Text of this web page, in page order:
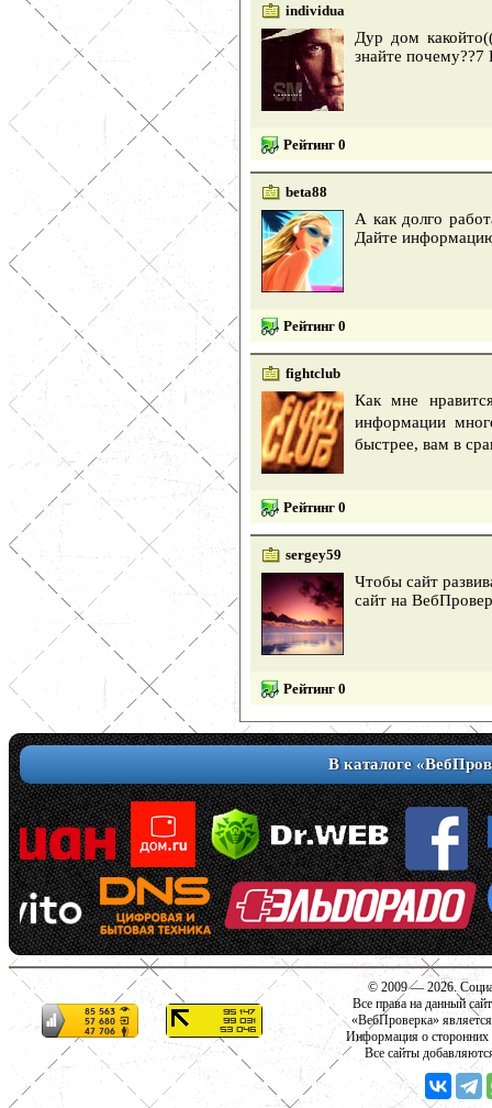
individua
Дур дом
знайте
Рейтинг 0
beta88
А как долго
Дайте
Рейтинг 0
fightclub
Как мне
информации
быстрее, вам в
Рейтинг 0
sergey59
Чтобы сайт
сайт на
Рейтинг 0
В каталоге
© 2009 — 2026.
Все права на данный
«ВебПроверка»
Информация о сторонних
Все сайты